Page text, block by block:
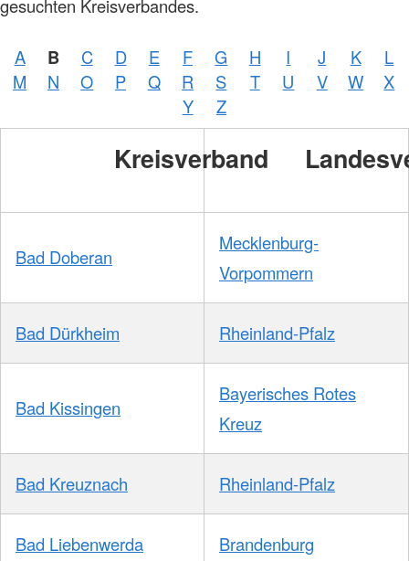
gesuchten Kreisverbandes.
A B C D E F G H I J K
L
M
N O P Q R S T U V W
X
Y
Z
Kreisverband
Bad Doberan
Mecklenburg-
Vorpommern
Bad Dürkheim Rheinland-Pfalz
Bad Kissingen
Bayerisches Rotes
Kreuz
Bad Kreuznach Rheinland-Pfalz
Bad Liebenwerda Brandenburg